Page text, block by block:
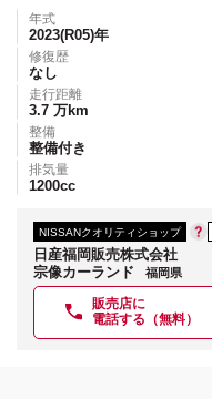
年式
2023(R05)年
修復歴
なし
走行距離
3.7 万km
整備
整備付き
排気量
1200cc
NISSANクオリティショップ
日産福岡販売株式会社
宗像カーランド
福岡県
販売店に
電話する（無料）